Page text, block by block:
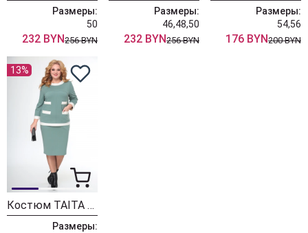
Размеры:
50
232 BYN256 BYN
Размеры:
46,48,50
232 BYN256 BYN
Размеры:
54,56
176 BYN200 BYN
13%
Костюм TAITA PLUS 1438/4 светлая зелень
Размеры: